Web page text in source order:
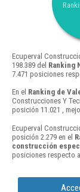
Ecuperval
198.389 del Ranking
7.471 posiciones
En el Ranking de
Construcciones Y
posición 11.021 ,
Ecuperval
posición 2.279 en el
construcción
posiciones respecto